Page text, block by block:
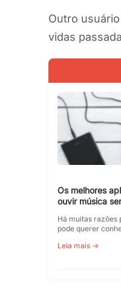
Outro
vidas
Os melhores
ouvir música
Há muitas razões
pode querer
Leia mais →